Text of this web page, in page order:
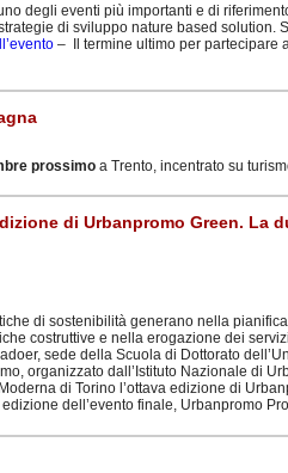
degli eventi più importanti e di
di sviluppo nature based solution.
– Il termine ultimo per partecipare
prossimo a Trento, incentrato su
di Urbanpromo Green. La
di sostenibilità generano nella
costruttive e nella erogazione dei
sede della Scuola di Dottorato
organizzato dall’Istituto Nazionale di
di Torino l’ottava edizione di
dell’evento finale, Urbanpromo